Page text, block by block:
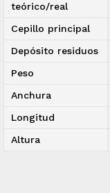
teórico/real
Cepillo principal
Depósito residuos
Peso
Anchura
Longitud
Altura